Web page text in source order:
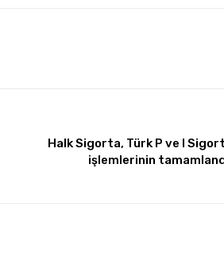
Halk Sigorta, Türk P ve I
işlemlerinin